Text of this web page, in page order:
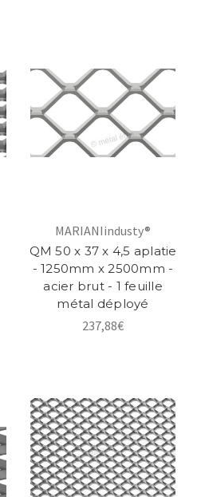
MARIANIindusty®
QM 50 x 37 x 4,5 aplatie
- 1250mm x 2500mm -
acier brut - 1 feuille
métal déployé
237,88€